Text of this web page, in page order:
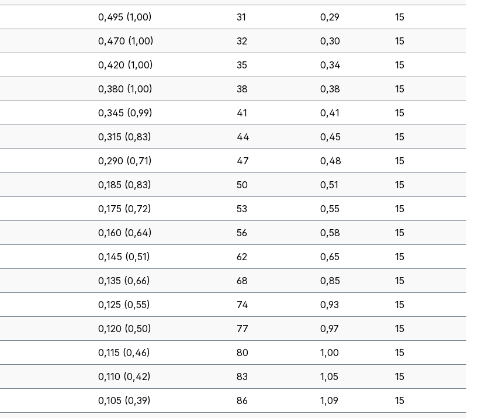
0,495 (1,00) 31 0,29 15
0,470 (1,00) 32 0,30 15
0,420 (1,00) 35 0,34 15
0,380 (1,00) 38 0,38 15
0,345 (0,99) 41 0,41 15
0,315 (0,83) 44 0,45 15
0,290 (0,71) 47 0,48 15
0,185 (0,83) 50 0,51 15
0,175 (0,72) 53 0,55 15
0,160 (0,64) 56 0,58 15
0,145 (0,51) 62 0,65 15
0,135 (0,66) 68 0,85 15
0,125 (0,55) 74 0,93 15
0,120 (0,50) 77 0,97 15
0,115 (0,46) 80 1,00 15
0,110 (0,42) 83 1,05 15
0,105 (0,39) 86 1,09 15